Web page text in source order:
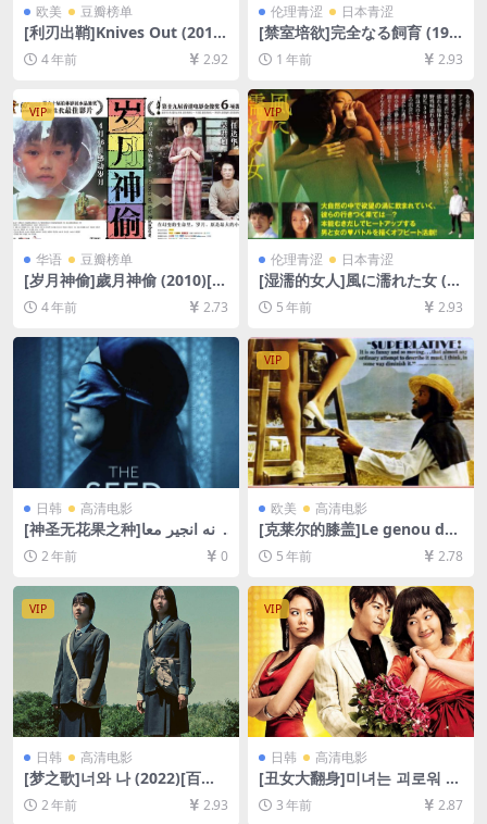
欧美 豆瓣榜单
[利刃出鞘]Knives Out (2019)
[百度网盘+迅雷云盘资源1080
P超清未删减][MP4/7GB][中
4 年前 2.92
伦理青涩 日本青涩
[禁室培欲]完全なる飼育 (199
9)[百度网盘+夸克网盘1080P
超清未删减资源][网盘在线播
幕]
1 年前 2.93
VIP
华语 豆瓣榜单
[岁月神偷]歲月神偷 (2010)[百
度网盘+迅雷云盘资源1080P
超清未删减][MP4/7.5GB][粤
语中字]
4 年前 2.73
VIP
伦理青涩 日本青涩
[湿濡的女人]風に濡れた女 (2
016)[百度网盘+迅雷云盘资源
1080P超清未删减][MP4/4.7G
B][日语中字]【手机在线无法
观看，请下载防和谐压缩包
（含解压密码）】
5 年前 2.93
日韩 高清电影
[神圣无花果之种]دانه انجیر معا
بد (2024)[百度网盘+夸克网盘
1080P超清未删减资源][网盘
在线播放/下载][MP4/3GB][中
文字幕]
2 年前 0
VIP
欧美 高清电影
[克莱尔的膝盖]Le genou de
Claire (1970)[百度网盘+迅雷
云盘资源1080P超清未删减]
[MP4/6.1GB][原声中字]
5 年前 2.78
VIP
日韩 高清电影
[梦之歌]너와 나 (2022)[百度
网盘+夸克网盘1080P超清未
删减资源][网盘在线播放/下
2 年前 2.93
VIP
日韩 高清电影
[丑女大翻身]미녀는 괴로워 (2
006)[百度网盘+夸克网盘1080
P超清未删减资源][网盘在线播
3 年前 2.87